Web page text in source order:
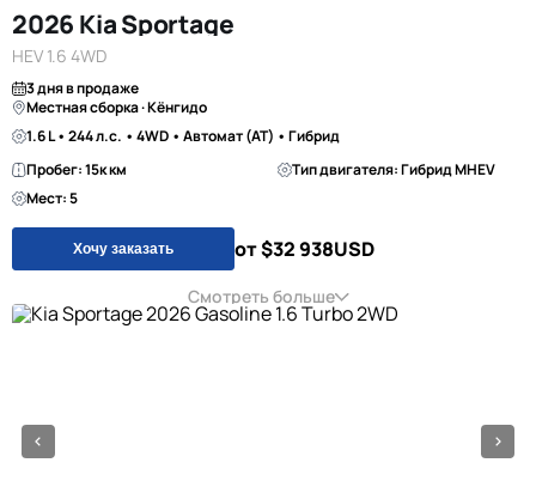
2026 Kia Sportage
HEV 1.6 4WD
3 дня в продаже
Местная сборка · Кёнгидо
1.6 L • 244 л.с. • 4WD • Автомат (AT) • Гибрид
Пробег: 15к км
Тип двигателя: Гибрид MHEV
Мест: 5
Хочу заказать от $32 938USD
Смотреть больше